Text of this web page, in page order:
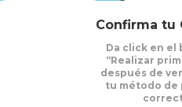
Confirma tu
Da click en el
“Realizar
después de
tu método de